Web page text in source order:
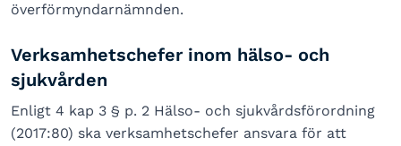
överförmyndarnämnden.
Verksamhetschefer inom hälso- och
sjukvården
Enligt 4 kap 3 § p. 2 Hälso- och sjukvårdsförordning
(2017:80) ska verksamhetschefer ansvara för att